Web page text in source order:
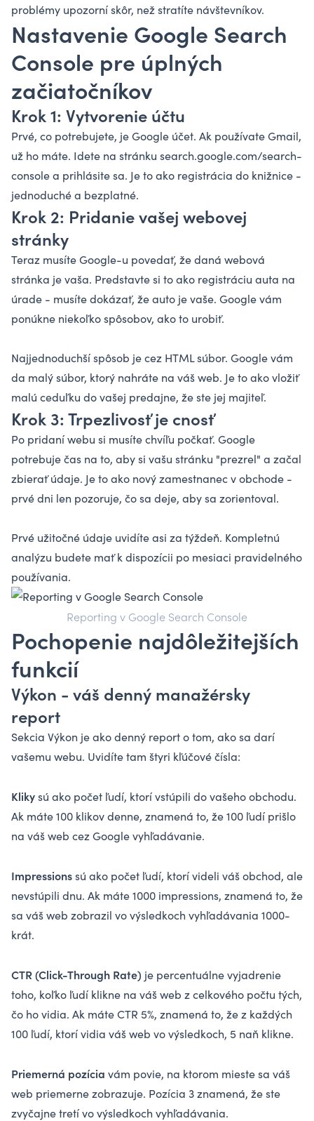
problémy upozorní skôr, než stratíte návštevníkov.
Nastavenie Google Search
Console pre úplných
začiatočníkov
Krok 1: Vytvorenie účtu
Prvé, co potrebujete, je Google účet. Ak používate Gmail,
už ho máte. Idete na stránku search.google.com/search-
console a prihlásite sa. Je to ako registrácia do knižnice -
jednoduché a bezplatné.
Krok 2: Pridanie vašej webovej
stránky
Teraz musíte Google-u povedať, že daná webová
stránka je vaša. Predstavte si to ako registráciu auta na
úrade - musíte dokázať, že auto je vaše. Google vám
ponúkne niekoľko spôsobov, ako to urobiť.
Najjednoduchší spôsob je cez HTML súbor. Google vám
da malý súbor, ktorý nahráte na váš web. Je to ako vložiť
malú ceduľku do vašej predajne, že ste jej majiteľ.
Krok 3: Trpezlivosť je cnosť
Po pridaní webu si musíte chvíľu počkať. Google
potrebuje čas na to, aby si vašu stránku "prezrel" a začal
zbierať údaje. Je to ako nový zamestnanec v obchode -
prvé dni len pozoruje, čo sa deje, aby sa zorientoval.
Prvé užitočné údaje uvidíte asi za týždeň. Kompletnú
analýzu budete mať k dispozícii po mesiaci pravidelného
používania.
Reporting v Google Search Console
Pochopenie najdôležitejších
funkcií
Výkon - váš denný manažérsky
report
Sekcia Výkon je ako denný report o tom, ako sa darí
vašemu webu. Uvidíte tam štyri kľúčové čísla:
Klikysú ako počet ľudí, ktorí vstúpili do vašeho obchodu.
Ak máte 100 klikov denne, znamená to, že 100 ľudí prišlo
na váš web cez Google vyhľadávanie.
Impressionssú ako počet ľudí, ktorí videli váš obchod, ale
nevstúpili dnu. Ak máte 1000 impressions, znamená to, že
sa váš web zobrazil vo výsledkoch vyhľadávania 1000-
krát.
CTR (Click-Through Rate) je percentuálne vyjadrenie
toho, koľko ľudí klikne na váš web z celkového počtu tých,
čo ho vidia. Ak máte CTR 5%, znamená to, že z každých
100 ľudí, ktorí vidia váš web vo výsledkoch, 5 naň klikne.
Priemerná pozícia vám povie, na ktorom mieste sa váš
web priemerne zobrazuje. Pozícia 3 znamená, že ste
zvyčajne tretí vo výsledkoch vyhľadávania.